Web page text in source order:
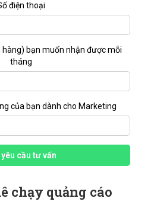
bạn muốn nhận được mỗi
tháng
của bạn dành cho Marketing
điện thoại
cầu tư vấn
chạy quảng cáo